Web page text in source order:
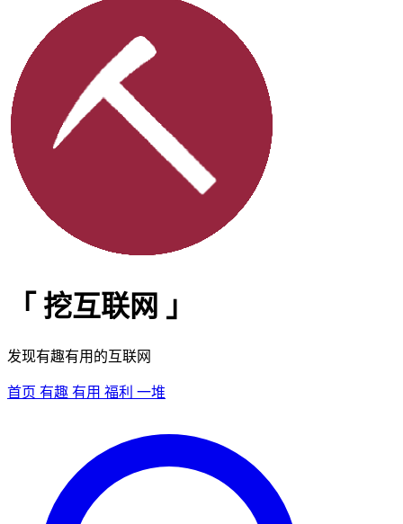
「 挖互联网 」
发现有趣有用的互联网
首页 有趣 有用 福利 一堆